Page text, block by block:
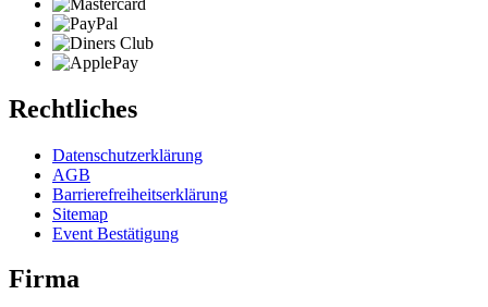
Rechtliches
Datenschutzerklärung
AGB
Barrierefreiheitserklärung
Sitemap
Event Bestätigung
Firma